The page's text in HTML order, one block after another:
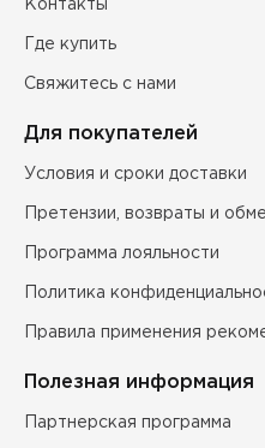
Контакты
Где купить
Свяжитесь с нами
Для покупателей
Условия и сроки доставки
Претензии, возвраты и
Программа лояльности
Политика
Правила применения
Полезная информация
Партнерская программа